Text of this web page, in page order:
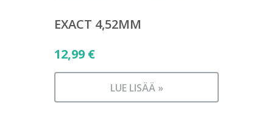
EXACT 4,52MM
12,99 €
LUE LISÄÄ »